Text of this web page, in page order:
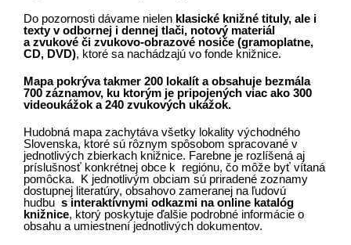
Do pozornosti dávame nielen klasické knižné tituly, ale i
texty v odbornej i dennej tlači, notový materiál
a zvukové či zvukovo-obrazové nosiče (gramoplatne,
CD, DVD), ktoré sa nachádzajú vo fonde knižnice.
Mapa pokrýva takmer 200 lokalít a obsahuje bezmála
700 záznamov, ku ktorým je pripojených viac ako 300
videoukážok a 240 zvukových ukážok.
Hudobná mapa zachytáva všetky lokality východného
Slovenska, ktoré sú rôznym spôsobom spracované v
jednotlivých zbierkach knižnice. Farebne je rozlíšená aj
príslušnosť konkrétnej obce k regiónu, čo môže byť vítaná
pomôcka. K jednotlivým obciam sú priradené zoznamy
dostupnej literatúry, obsahovo zameranej na ľudovú
hudbu s interaktívnymi odkazmi na online katalóg
knižnice, ktorý poskytuje ďalšie podrobné informácie o
obsahu a umiestnení jednotlivých dokumentov.